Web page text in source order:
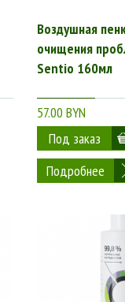
Воздушная
очищения
Sentio 160мл
57.00 BYN
Подробнее